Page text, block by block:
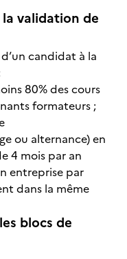
validation de
candidat à la
80% des cours
formateurs ;
ou alternance) en
4 mois par an
entreprise par
dans la même
blocs de